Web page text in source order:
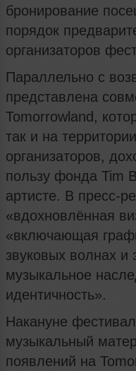
бронирование
порядок
организаторов
Параллельно с
представлена
Tomorrowland,
так и на
организаторов,
пользу фонда Tim
артистe. В
«вдохновлённая
«включающая
звуковых волнах
музыкальное
идентичность».
Накануне
музыкальный
появлений на